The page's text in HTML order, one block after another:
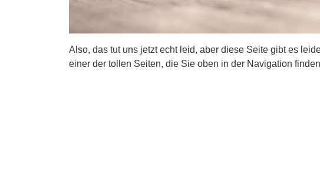
Also, das tut uns jetzt echt leid, aber diese Seite gibt es
einer der tollen Seiten, die Sie oben in der Navigation